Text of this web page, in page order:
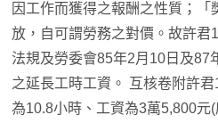
因工作而獲得之報酬之性質；
放，自可謂勞務之對價。故許
法規及勞委會85年2月10日及87
之延長工時工資。 互核卷附許
為10.8小時、工資為3萬5,800元